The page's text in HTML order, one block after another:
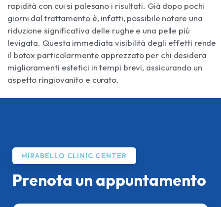
rapidità con cui si palesano i risultati. Già dopo pochi
giorni dal trattamento è, infatti, possibile notare una
riduzione significativa delle rughe e una pelle più
levigata. Questa immediata visibilità degli effetti rende
il botox particolarmente apprezzato per chi desidera
miglioramenti estetici in tempi brevi, assicurando un
aspetto ringiovanito e curato.
MIRABELLO CLINIC CENTER
Prenota un appuntamento